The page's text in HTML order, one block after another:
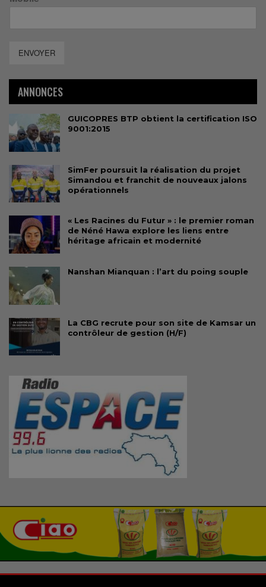
ENVOYER
ANNONCES
GUICOPRES BTP obtient la certification ISO
9001:2015
SimFer poursuit la réalisation du projet
Simandou et franchit de nouveaux jalons
opérationnels
« Les Racines du Futur » : le premier roman
de Néné Hawa explore les liens entre
héritage africain et modernité
Nanshan Mianquan : l’art du poing souple
La CBG recrute pour son site de Kamsar un
contrôleur de gestion (H/F)